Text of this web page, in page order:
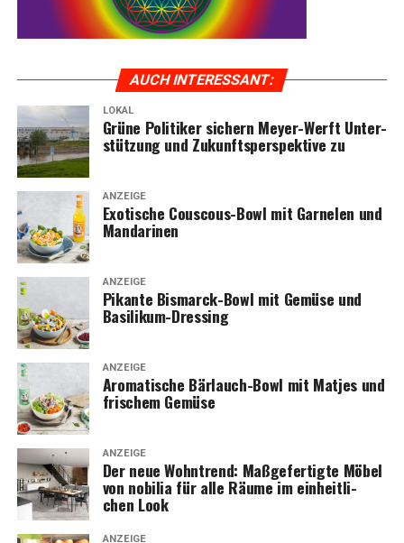
AUCH INTER­ES­SANT:
LOKAL
Grü­ne Poli­ti­ker sichern Mey­er-Werft Unter­
stüt­zung und Zukunfts­per­spek­ti­ve zu
ANZEIGE
Exo­ti­sche Cous­cous-Bowl mit Gar­ne­len und
Mandarinen
ANZEIGE
Pikan­te Bis­marck-Bowl mit Gemü­se und
Basilikum-Dressing
ANZEIGE
Aro­ma­ti­sche Bär­lauch-Bowl mit Mat­jes und
fri­schem Gemüse
ANZEIGE
Der neue Wohn­trend: Maß­ge­fer­tig­te Möbel
von nobi­lia für alle Räu­me im ein­heit­li­
chen Look
ANZEIGE